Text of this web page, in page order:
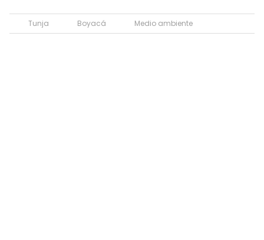
Tunja Boyacá Medio ambiente